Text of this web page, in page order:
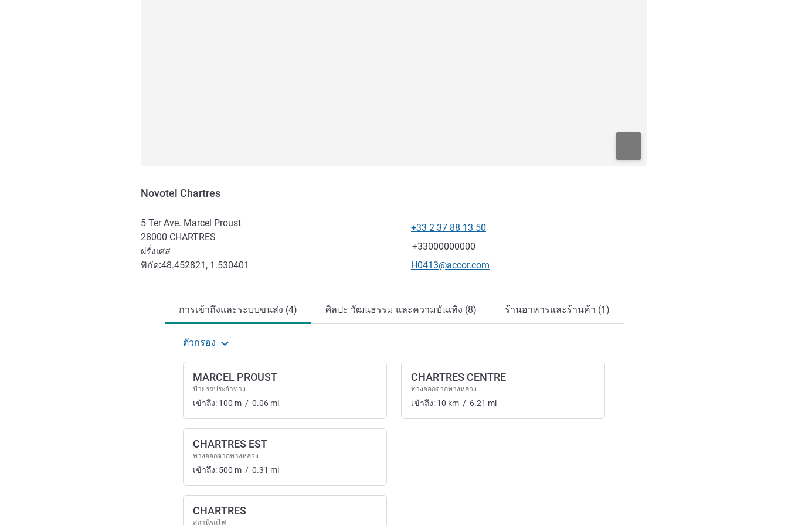
Novotel Chartres
5 Ter Ave. Marcel Proust
28000 CHARTRES
ฝรั่งเศส
พิกัด:48.452821, 1.530401
โทรศัพท์
+33 2 37 88 13 50
แฟกซ์
+33000000000
อีเมลติดต่อ
H0413@accor.com
การเข้าถึงและระบบขนส่ง (4) ศิลปะ วัฒนธรรม และความบันเทิง (8) ร้านอาหารและร้านค้า (1)
ตัวกรอง
MARCEL PROUST
ป้ายรถประจำทาง
เข้าถึง: 100 m / 0.06 mi
CHARTRES EST
ทางออกจากทางหลวง
เข้าถึง: 500 m / 0.31 mi
CHARTRES
สถานีรถไฟ
CHARTRES CENTRE
ทางออกจากทางหลวง
เข้าถึง: 10 km / 6.21 mi